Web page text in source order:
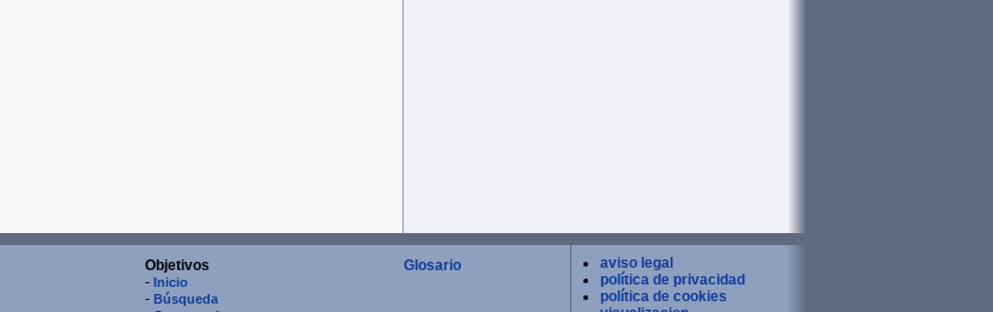
Objetivos
- Inicio
- Búsqueda
Glosario
aviso legal
política de privacidad
política de cookies